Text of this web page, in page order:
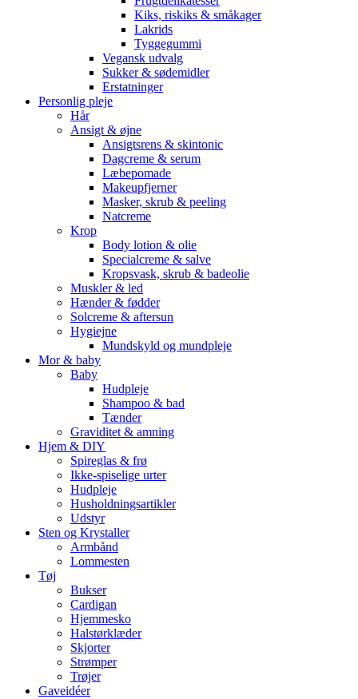
Kiks, riskiks & småkager
Lakrids
Tyggegummi
Vegansk udvalg
Sukker & sødemidler
Erstatninger
Personlig pleje
Hår
Ansigt & øjne
Ansigtsrens & skintonic
Dagcreme & serum
Læbepomade
Makeupfjerner
Masker, skrub & peeling
Natcreme
Krop
Body lotion & olie
Specialcreme & salve
Kropsvask, skrub & badeolie
Muskler & led
Hænder & fødder
Solcreme & aftersun
Hygiejne
Mundskyld og mundpleje
Mor & baby
Baby
Hudpleje
Shampoo & bad
Tænder
Graviditet & amning
Hjem & DIY
Spireglas & frø
Ikke-spiselige urter
Hudpleje
Husholdningsartikler
Udstyr
Sten og Krystaller
Armbånd
Lommesten
Tøj
Bukser
Cardigan
Hjemmesko
Halstørklæder
Skjorter
Strømper
Trøjer
Gaveidéer